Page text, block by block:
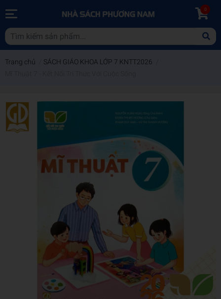
0
Trang chủ SÁCH GIÁO KHOA LỚP 7 KNTT2026